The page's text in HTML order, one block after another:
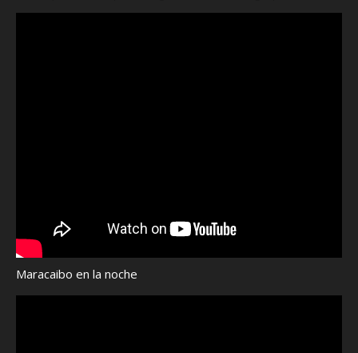
Maracaibo en la noche